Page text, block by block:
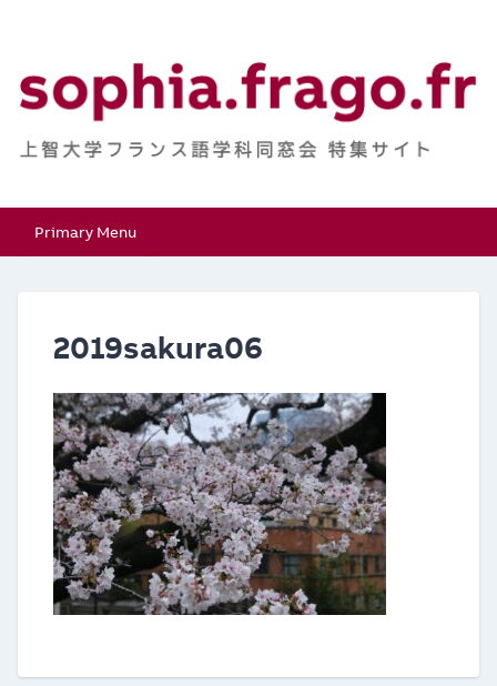
上智大学フランス語学
科同窓会
Primary Menu
2019sakura06